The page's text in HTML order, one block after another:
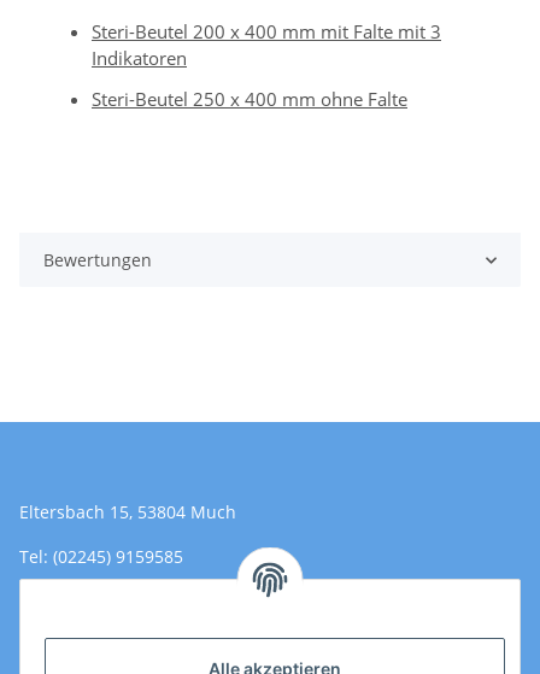
Alle akzeptieren
Steri-Beutel 200 x 400 mm mit Falte mit 3
Indikatoren
Steri-Beutel 250 x 400 mm ohne Falte
Bewertungen
Eltersbach 15, 53804 Much
Tel: (02245) 9159585
Email: Kontakt@toromedical.de
Öffnungszeiten (Mo-Fr.) 8:00 - 17:00